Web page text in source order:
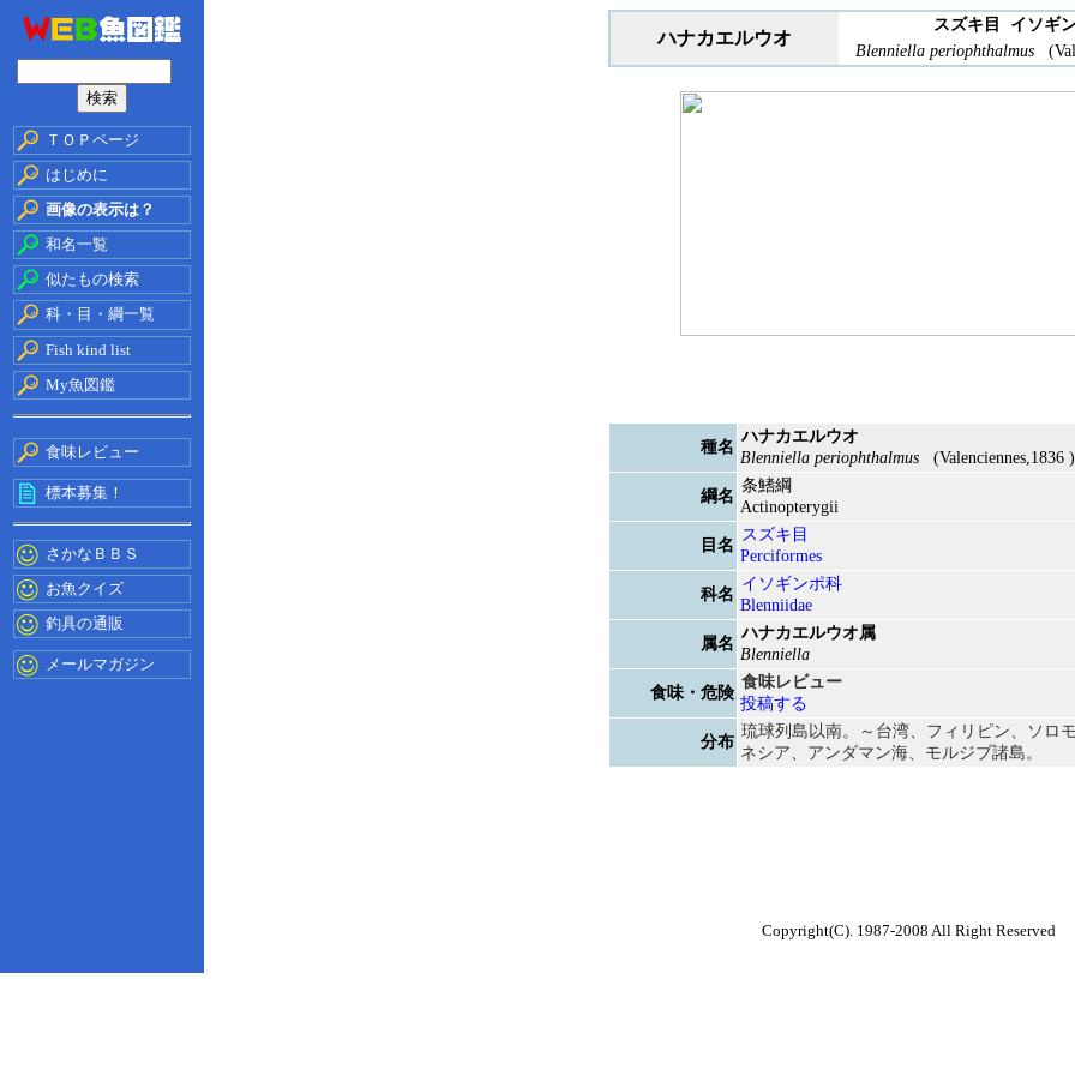
ＴＯＰページ
はじめに
画像の表示は？
和名一覧
似たもの検索
科・目・綱一覧
Fish kind list
My魚図鑑
食味レビュー
標本募集！
さかなＢＢＳ
お魚クイズ
釣具の通販
メールマガジン
ハナカエルウオ
スズキ目 イソギ
Blenniella periophthalmus
種名
ハナカエルウオ
Blenniella periophthalmus
(Valenciennes,1836 )
綱名
条鰭綱
Actinopterygii
目名
スズキ目
Perciformes
科名
イソギンポ科
Blenniidae
属名
ハナカエルウオ属
Blenniella
食味・危険
食味レビュー
投稿する
分布
琉球列島以南。～台湾、フィリピン、ソロ
ネシア、アンダマン海、モルジブ諸島。
Copyright(C). 1987-2008 All Right Reserved